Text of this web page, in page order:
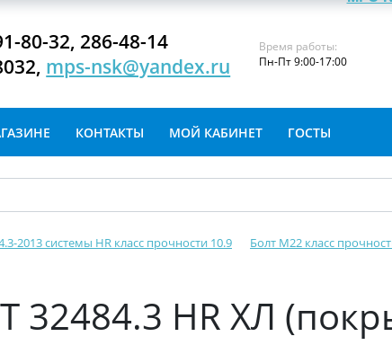
80-32, 286-48-14
mps-nsk@yandex.ru
Время работы:
Пн-Пт 9:00-17:00
КОНТАКТЫ МОЙ КАБИНЕТ ГОСТЫ
2013 системы HR класс прочности 10.9
Болт М22 класс
32484.3 HR ХЛ